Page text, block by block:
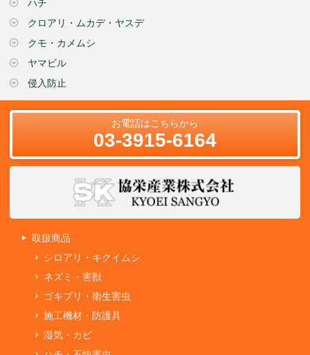
ハチ
クロアリ・ムカデ・ヤスデ
クモ・カメムシ
ヤマビル
侵入防止
お電話はこちらから
03-3915-6164
取扱商品
シロアリ・キクイムシ
ネズミ・害獣
ゴキブリ・衛生害虫
施工機材・防護具
湿気・カビ